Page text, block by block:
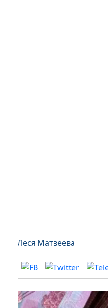
Леся Матвеева